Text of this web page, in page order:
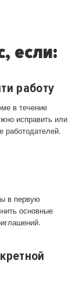
если:
работу
в течение
исправить или
работодателей.
в первую
основные